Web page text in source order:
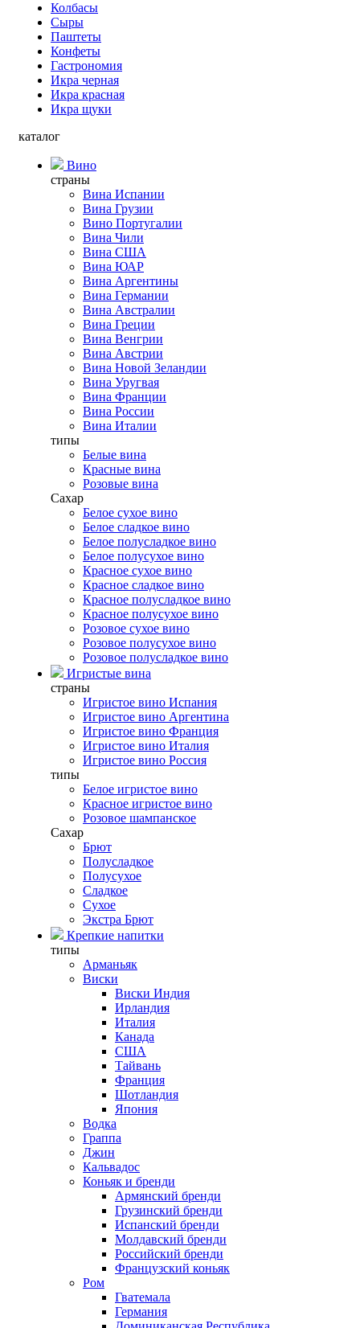
Колбасы
Сыры
Паштеты
Конфеты
Гастрономия
Икра черная
Икра красная
Икра щуки
каталог
Вино
страны
Вина Испании
Вина Грузии
Вино Португалии
Вина Чили
Вина США
Вина ЮАР
Вина Аргентины
Вина Германии
Вина Австралии
Вина Греции
Вина Венгрии
Вина Австрии
Вина Новой Зеландии
Вина Уругвая
Вина Франции
Вина России
Вина Италии
типы
Белые вина
Красные вина
Розовые вина
Сахар
Белое сухое вино
Белое сладкое вино
Белое полусладкое вино
Белое полусухое вино
Красное сухое вино
Красное сладкое вино
Красное полусладкое вино
Красное полусухое вино
Розовое сухое вино
Розовое полусухое вино
Розовое полусладкое вино
Игристые вина
страны
Игристое вино Испания
Игристое вино Аргентина
Игристое вино Франция
Игристое вино Италия
Игристое вино Россия
типы
Белое игристое вино
Красное игристое вино
Розовое шампанское
Сахар
Брют
Полусладкое
Полусухое
Сладкое
Сухое
Экстра Брют
Крепкие напитки
типы
Арманьяк
Виски
Виски Индия
Ирландия
Италия
Канада
США
Тайвань
Франция
Шотландия
Япония
Водка
Граппа
Джин
Кальвадос
Коньяк и бренди
Армянский бренди
Грузинский бренди
Испанский бренди
Молдавский бренди
Российский бренди
Французский коньяк
Ром
Гватемала
Германия